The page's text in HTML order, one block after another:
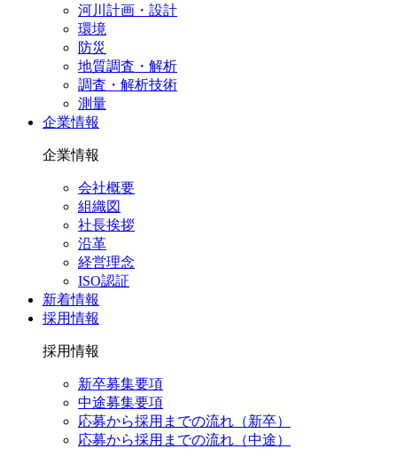
河川計画・設計
環境
防災
地質調査・解析
調査・解析技術
測量
企業情報
企業情報
会社概要
組織図
社長挨拶
沿革
経営理念
ISO認証
新着情報
採用情報
採用情報
新卒募集要項
中途募集要項
応募から採用までの流れ（新卒）
応募から採用までの流れ（中途）